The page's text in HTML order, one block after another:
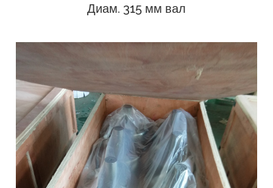
Диам. 315 мм вал